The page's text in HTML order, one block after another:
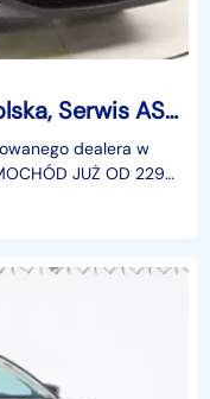
Nissan Qashqai II , Salon Polska, Serwis ASO, Navi, Klimatronic, Tempomat
dealera w
jest aktua